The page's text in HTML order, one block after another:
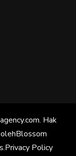
. Hak
Blossom
.Privacy Policy